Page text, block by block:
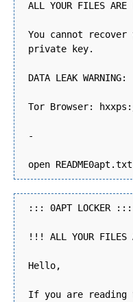
ALL YOUR FILES ARE
You cannot
private key.
DATA LEAK WARNING:
Tor Browser:
-
open
::: 0APT LOCKER :::
!!! ALL YOUR FILES
Hello,
If you are reading